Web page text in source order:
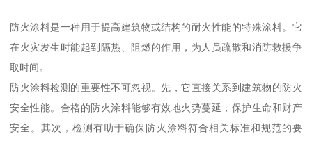
防火涂料是一种用于提高建筑物或结构的耐火性能的特殊涂料。它
在火灾发生时能起到隔热、阻燃的作用，为人员疏散和消防救援争
取时间。
防火涂料检测的重要性不可忽视。先，它直接关系到建筑物的防火
安全性能。合格的防火涂料能够有效地火势蔓延，保护生命和财产
安全。其次，检测有助于确保防火涂料符合相关标准和规范的要